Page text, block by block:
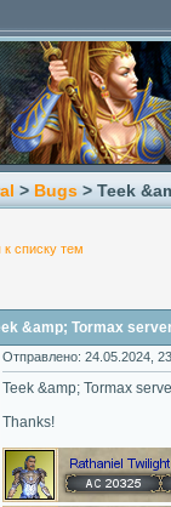
> Bugs > Teek
к списку тем
&amp; Tormax
Отправлено: 24.05.2024,
Teek &amp; Tormax
Thanks!